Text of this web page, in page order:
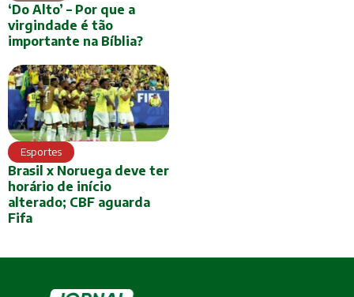
‘Do Alto’ – Por que a
virgindade é tão
importante na Bíblia?
Esportes
Brasil x Noruega deve ter
horário de início
alterado; CBF aguarda
Fifa